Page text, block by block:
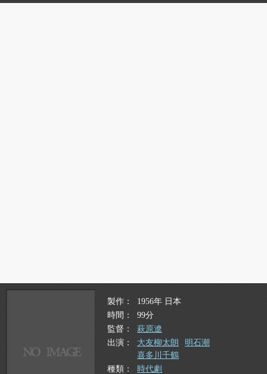
製作
1956年 日本
時間
99分
監督
萩原遼
出演
大友柳太朗
明石潮
喜多川千鶴
種類
時代劇